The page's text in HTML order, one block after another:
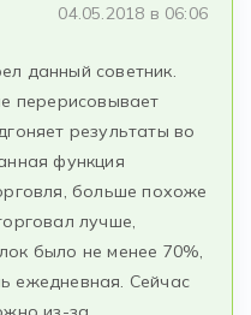
04.05.2018 в 06:06
данный советник.
перерисовывает
результаты во
функция
больше похоже
лучше,
было не менее 70%,
ежедневная. Сейчас